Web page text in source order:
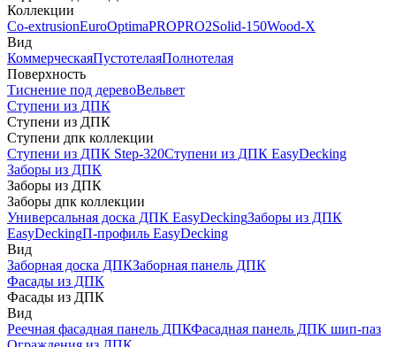
Коллекции
Co-extrusionEuroOptimaPROPRO2Solid-150Wood-X
Вид
КоммерческаяПустотелаяПолнотелая
Поверхность
Тиснение под деревоВельвет
Ступени из ДПК
Ступени из ДПК
Ступени дпк коллекции
Ступени из ДПК Step-320Ступени из ДПК EasyDecking
Заборы из ДПК
Заборы из ДПК
Заборы дпк коллекции
Универсальная доска ДПК EasyDeckingЗаборы из ДПК
EasyDeckingП-профиль EasyDecking
Вид
Заборная доска ДПКЗаборная панель ДПК
Фасады из ДПК
Фасады из ДПК
Вид
Реечная фасадная панель ДПКФасадная панель ДПК шип-паз